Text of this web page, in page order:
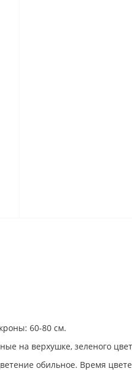
60-80 см.
на верхушке, зеленого
обильное. Время